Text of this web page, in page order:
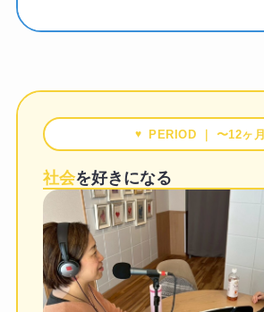
PERIOD ｜ 〜12ヶ月
社会を好きになる